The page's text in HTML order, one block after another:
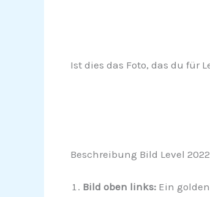
Ist dies das Foto, das du für
Beschreibung Bild Level 2022
Bild oben links:Ein